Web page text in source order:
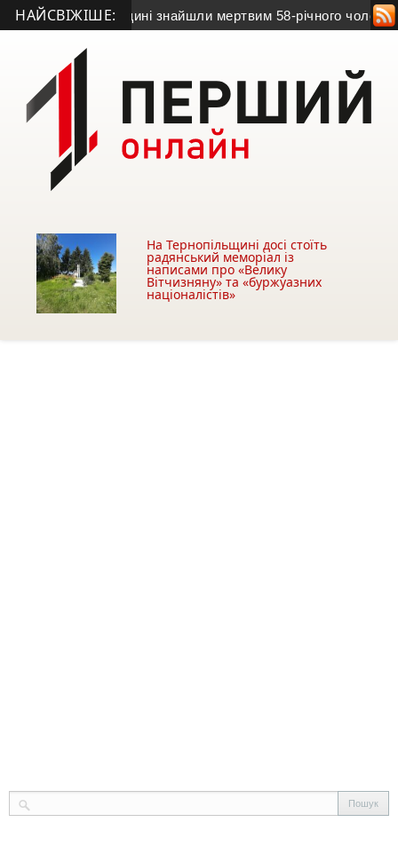
НАЙСВІЖІШЕ:знайшли мертвим 58-річного чоловіка • На
На Тернопільщині досі стоїть
радянський меморіал із
написами про «Велику
Вітчизняну» та «буржуазних
націоналістів»